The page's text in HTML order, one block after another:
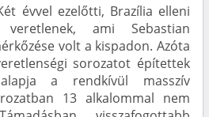
évvel ezelőtti, Brazília elleni
ami Sebastian
volt a kispadon. Azóta
sorozatot építettek
a rendkívül masszív
13 alkalommal nem